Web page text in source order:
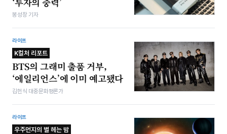
봉성창 기자
라이프
K컬처 리포트
BTS의 그래미 출품 거부,
‘에일리언스’에 이미 예고됐다
김헌식 대중문화평론가
라이프
우주먼지의 별 헤는 밤